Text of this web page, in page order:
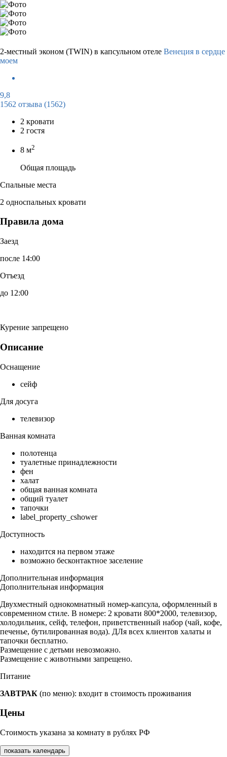
2-местный эконом (TWIN) в капсульном отеле Венеция в сердце
моем
9,8
1562 отзыва (1562)
2 кровати
2 гостя
8 м2
Общая площадь
Спальные места
2 односпальных кровати
Правила дома
Заезд
после 14:00
Отъезд
до 12:00
Курение запрещено
Описание
Оснащение
сейф
Для досуга
телевизор
Ванная комната
полотенца
туалетные принадлежности
фен
халат
общая ванная комната
общий туалет
тапочки
label_property_cshower
Доступность
находится на первом этаже
возможно бесконтактное заселение
Дополнительная информация
Дополнительная информация
Двухместный однокомнатный номер-капсула, оформленный в
современном стиле. В номере: 2 кровати 800*2000, телевизор,
холодильник, сейф, телефон, приветственный набор (чай, кофе,
печенье, бутилированная вода). ДЛя всех клиентов халаты и
тапочки бесплатно.
Размещение с детьми невозможно.
Размещение с животными запрещено.
Питание
ЗАВТРАК (по меню): входит в стоимость проживания
Цены
Стоимость указана за комнату в рублях РФ
показать календарь